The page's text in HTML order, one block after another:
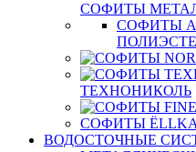
СОФИТЫ
СОФИТЫ
ТЕХНОНИКОЛЬ
СОФИТЫ ЁLLKA
ВОДОСТОЧНЫЕ